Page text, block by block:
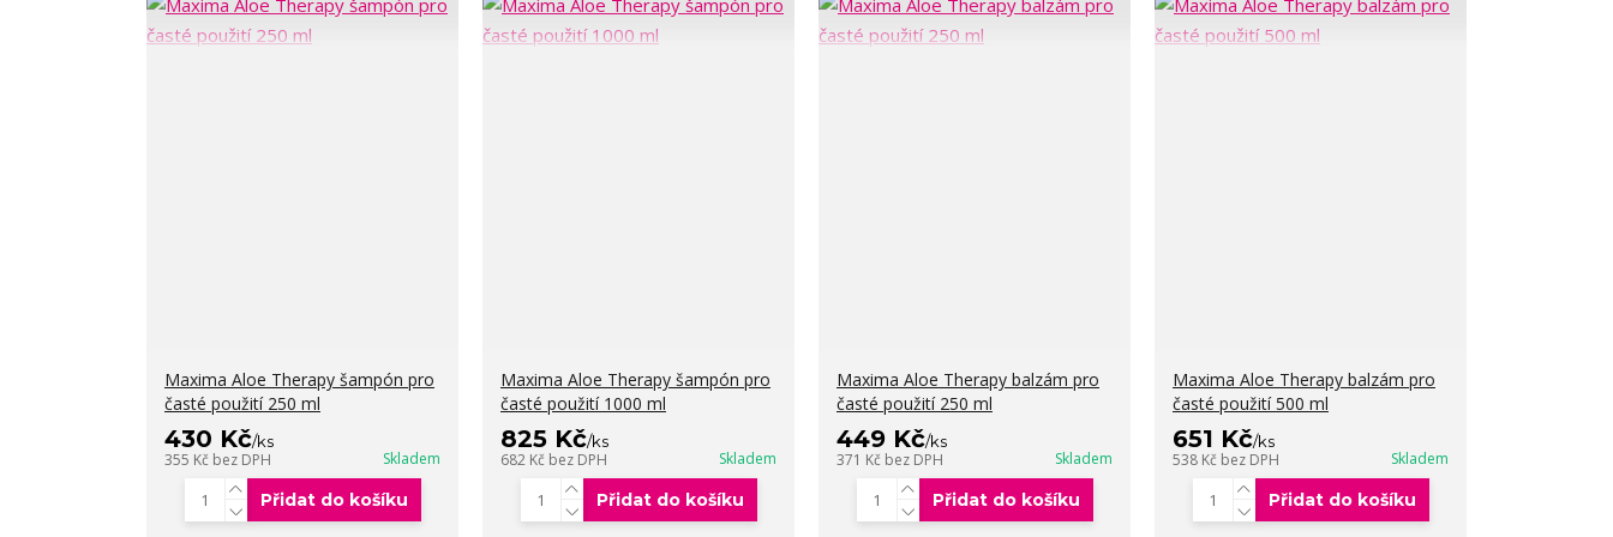
Maxima Aloe Therapy šampón pro
časté použití 250 ml
430 Kč/ks
355 Kč bez DPH Skladem
Přidat do košíku
Maxima Aloe Therapy šampón pro
časté použití 1000 ml
825 Kč/ks
682 Kč bez DPH Skladem
Přidat do košíku
Maxima Aloe Therapy balzám pro
časté použití 250 ml
449 Kč/ks
371 Kč bez DPH Skladem
Přidat do košíku
Maxima Aloe Therapy balzám pro
časté použití 500 ml
651 Kč/ks
538 Kč bez DPH Skladem
Přidat do košíku